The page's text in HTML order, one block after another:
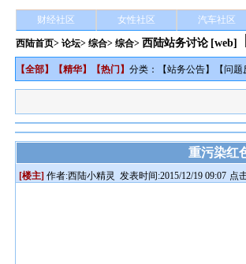
财经社区 女性社区 汽车社区
西陆首页>论坛>综合> 综合> 西陆站务讨论 [web]
【全部】【精华】【热门 】分类：【站务公告】【问题
重污染红
[楼主] 作者:西陆小精灵 发表时间:2015/12/19 09:07 点